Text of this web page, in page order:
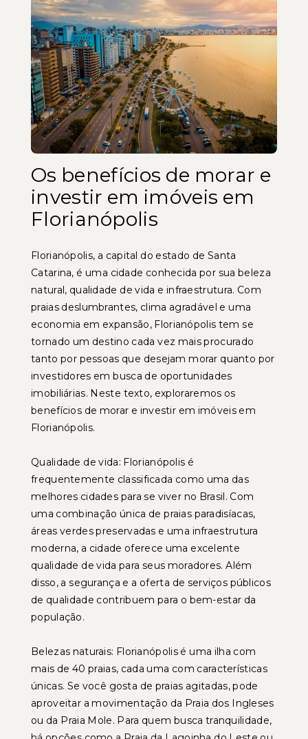
Os benefícios de morar e
investir em imóveis em
Florianópolis
Florianópolis, a capital do estado de Santa
Catarina, é uma cidade conhecida por sua beleza
natural, qualidade de vida e infraestrutura. Com
praias deslumbrantes, clima agradável e uma
economia em expansão, Florianópolis tem se
tornado um destino cada vez mais procurado
tanto por pessoas que desejam morar quanto por
investidores em busca de oportunidades
imobiliárias. Neste texto, exploraremos os
benefícios de morar e investir em imóveis em
Florianópolis.
Qualidade de vida: Florianópolis é
frequentemente classificada como uma das
melhores cidades para se viver no Brasil. Com
uma combinação única de praias paradisíacas,
áreas verdes preservadas e uma infraestrutura
moderna, a cidade oferece uma excelente
qualidade de vida para seus moradores. Além
disso, a segurança e a oferta de serviços públicos
de qualidade contribuem para o bem-estar da
população.
Belezas naturais: Florianópolis é uma ilha com
mais de 40 praias, cada uma com características
únicas. Se você gosta de praias agitadas, pode
aproveitar a movimentação da Praia dos Ingleses
ou da Praia Mole. Para quem busca tranquilidade,